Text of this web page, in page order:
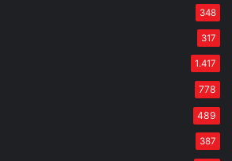
348
317
1.417
778
489
387